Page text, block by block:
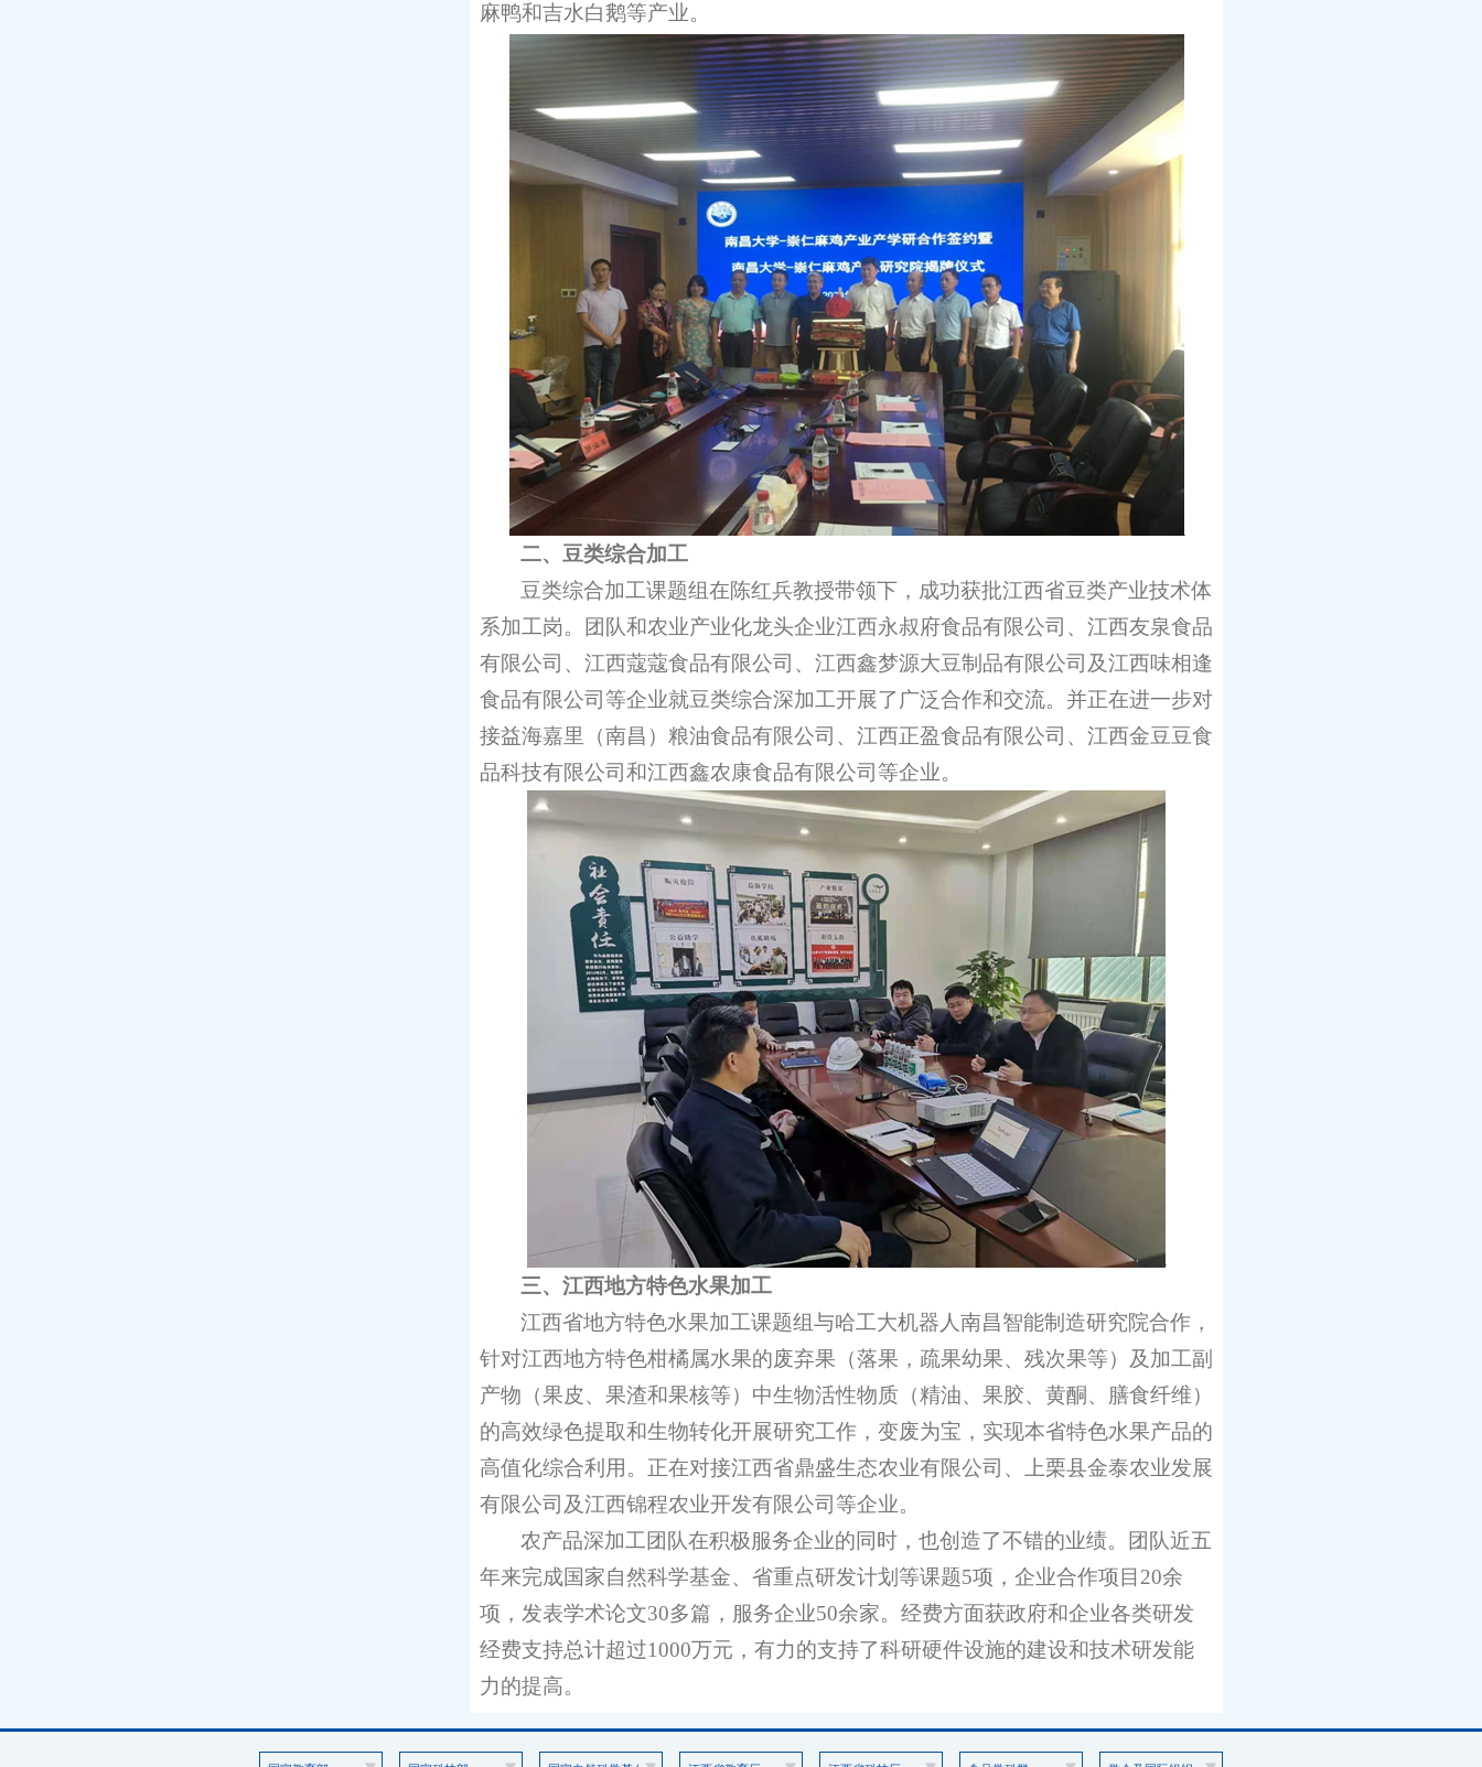
麻鸭和吉水白鹅等产业。
二、豆类综合加工
豆类综合加工课题组在陈红兵教授带领下，成功获批江西省豆类产业技术体
系加工岗。团队和农业产业化龙头企业江西永叔府食品有限公司、江西友泉食品
有限公司、江西蔻蔻食品有限公司、江西鑫梦源大豆制品有限公司及江西味相逢
食品有限公司等企业就豆类综合深加工开展了广泛合作和交流。并正在进一步对
接益海嘉里（南昌）粮油食品有限公司、江西正盈食品有限公司、江西金豆豆食
品科技有限公司和江西鑫农康食品有限公司等企业。
三、江西地方特色水果加工
江西省地方特色水果加工课题组与哈工大机器人南昌智能制造研究院合作，
针对江西地方特色柑橘属水果的废弃果（落果，疏果幼果、残次果等）及加工副
产物（果皮、果渣和果核等）中生物活性物质（精油、果胶、黄酮、膳食纤维）
的高效绿色提取和生物转化开展研究工作，变废为宝，实现本省特色水果产品的
高值化综合利用。正在对接江西省鼎盛生态农业有限公司、上栗县金泰农业发展
有限公司及江西锦程农业开发有限公司等企业。
农产品深加工团队在积极服务企业的同时，也创造了不错的业绩。团队近五
年来完成国家自然科学基金、省重点研发计划等课题5项，企业合作项目20余
项，发表学术论文30多篇，服务企业50余家。经费方面获政府和企业各类研发
经费支持总计超过1000万元，有力的支持了科研硬件设施的建设和技术研发能
力的提高。